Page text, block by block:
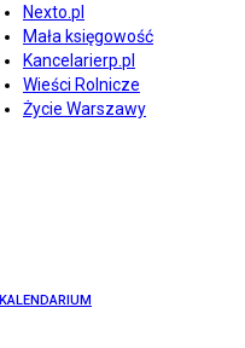
Nexto.pl
Mała księgowość
Kancelarierp.pl
Wieści Rolnicze
Życie Warszawy
KALENDARIUM